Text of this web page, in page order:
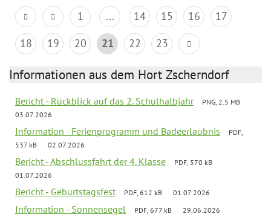
1 ... 14 15 16
17
18
19 20 21 22 23
Informationen aus dem Hort Zscherndorf
Bericht - Rückblick auf das 2. Schulhalbjahr
PNG, 2.5 MB
03.07.2026
Information - Ferienprogramm und Badeerlaubnis
PDF,
537 kB
02.07.2026
Bericht - Abschlussfahrt der 4. Klasse
PDF, 570 kB
01.07.2026
Bericht - Geburtstagsfest PDF, 612 kB 01.07.2026
Information - Sonnensegel PDF, 677 kB 29.06.2026